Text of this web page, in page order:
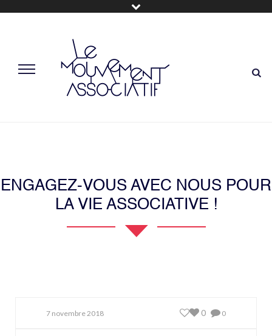
ENGAGEZ-VOUS AVEC NOUS POUR
LA VIE ASSOCIATIVE !
7 novembre 2018 0
0